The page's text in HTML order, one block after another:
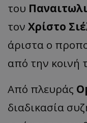
του
τον Χρίστο
άριστα ο
από την κοινή
Από πλευράς
διαδικασία